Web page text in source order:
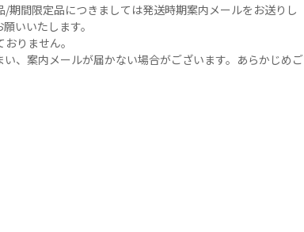
間限定品につきましては発送時期案内メールをお送りし
いいたします。
りません。
、案内メールが届かない場合がございます。あらかじめご